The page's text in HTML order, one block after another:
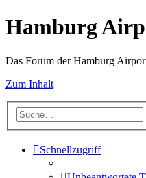
Hamburg
Das Forum der Hamburg
Zum Inhalt
Schnellzugriff